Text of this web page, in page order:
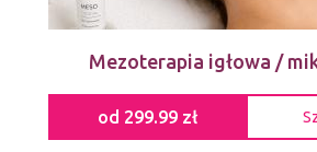
Mezoterapia igłowa /
od 299.99 zł